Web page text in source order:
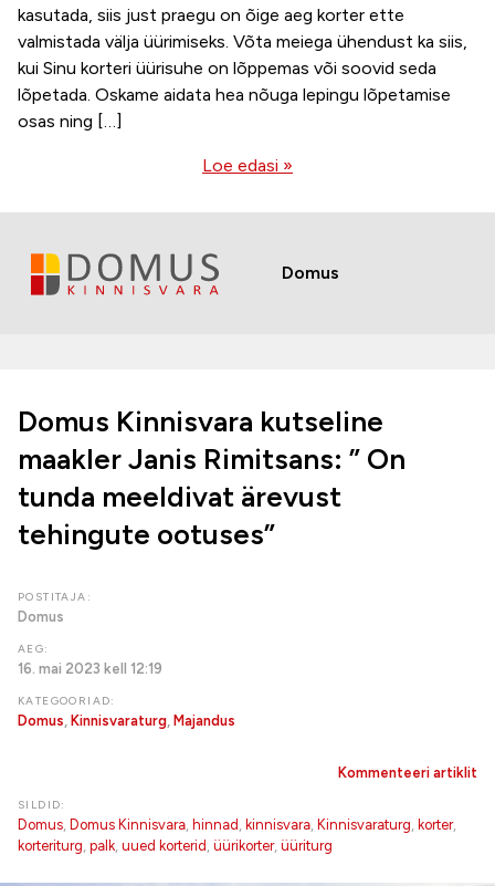
kasutada, siis just praegu on õige aeg korter ette
valmistada välja üürimiseks. Võta meiega ühendust ka siis,
kui Sinu korteri üürisuhe on lõppemas või soovid seda
lõpetada. Oskame aidata hea nõuga lepingu lõpetamise
osas ning […]
Loe edasi »
Domus
Domus Kinnisvara kutseline
maakler Janis Rimitsans: ” On
tunda meeldivat ärevust
tehingute ootuses”
POSTITAJA:
Domus
AEG:
16. mai 2023 kell 12:19
KATEGOORIAD:
Domus, Kinnisvaraturg, Majandus
Kommenteeri artiklit
SILDID:
Domus, Domus Kinnisvara, hinnad , kinnisvara, Kinnisvaraturg, korter,
korteriturg, palk, uued korterid , üürikorter, üüriturg